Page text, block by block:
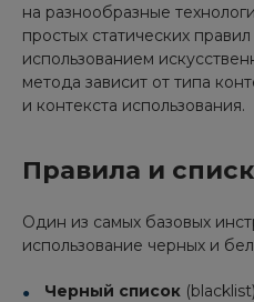
на разнообразные
простых статических
использованием
метода зависит от типа
и контекста использования.
Правила и
Один из самых базовых
использование черных и
Черный список